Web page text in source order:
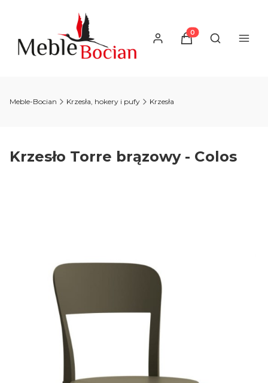
Produkty w
Otwórz
Meble-Bocian Krzesła, hokery i pufy Krzesła
Krzesło Torre brązowy - Colos